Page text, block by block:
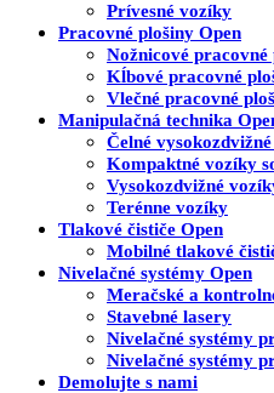
Prívesné vozíky
Pracovné plošiny Open
Nožnicové pracovné
Kĺbové pracovné
Vlečné pracovné
Manipulačná technika
Čelné
Kompaktné vozíky
Vysokozdvižné
Terénne vozíky
Tlakové čističe Open
Mobilné tlakové
Nivelačné systémy Open
Meračské a
Stavebné lasery
Nivelačné systémy
Nivelačné systémy
Demolujte s nami